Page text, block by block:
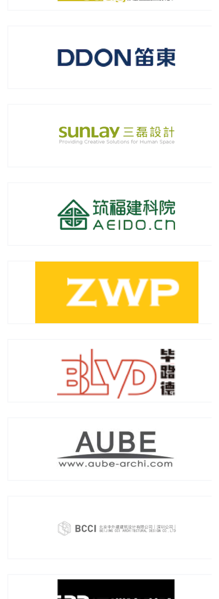
曾卫平室内设计（北京）有限公司
深圳毕路德建筑顾问有限公司(BLVD)
深圳市欧博工程设计顾问有限公司(AUBE)
北京中外建建筑设计有限公司深圳分公司(BCCI)